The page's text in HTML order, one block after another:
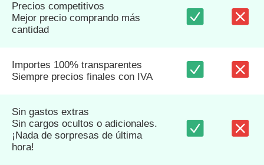
Precios competitivos
Mejor precio comprando más
cantidad
Importes 100% transparentes
Siempre precios finales con IVA
Sin gastos extras
Sin cargos ocultos o adicionales.
¡Nada de sorpresas de última
hora!